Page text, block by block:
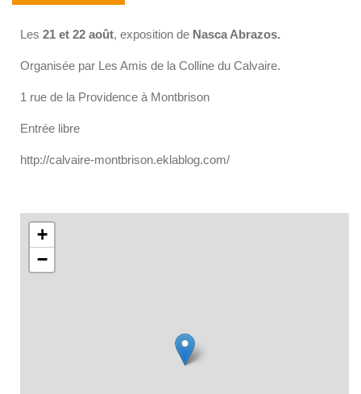
Les 21 et 22 août, exposition de Nasca Abrazos.
Organisée par Les Amis de la Colline du Calvaire.
1 rue de la Providence à Montbrison
Entrée libre
http://calvaire-montbrison.eklablog.com/
+
−